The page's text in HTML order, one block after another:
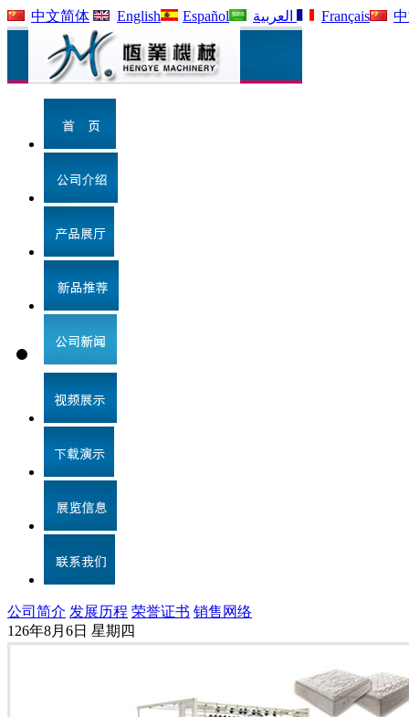
中文简体 English Español Français
公司简介 发展历程 荣誉证书 销售网络
126年8月6日 星期四